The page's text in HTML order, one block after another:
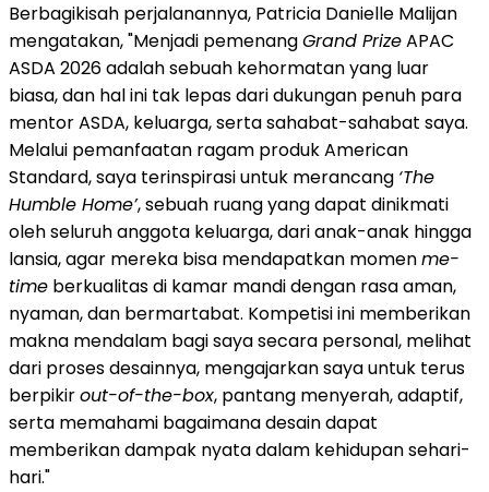
Berbagikisah perjalanannya, Patricia Danielle Malijan
mengatakan, "Menjadi pemenangGrand PrizeAPAC
ASDA 2026 adalah sebuah kehormatan yang luar
biasa, dan hal ini tak lepas dari dukungan penuh para
mentor ASDA, keluarga, serta sahabat-sahabat saya.
Melalui pemanfaatan ragam produk American
Standard, saya terinspirasi untuk merancang ‘The
Humble Home’, sebuah ruang yang dapat dinikmati
oleh seluruh anggota keluarga, dari anak-anak hingga
lansia, agar mereka bisa mendapatkan momenme-
time berkualitas di kamar mandi dengan rasa aman,
nyaman, dan bermartabat. Kompetisi ini memberikan
makna mendalam bagi saya secara personal, melihat
dari proses desainnya, mengajarkan saya untuk terus
berpikirout-of-the-box, pantang menyerah, adaptif,
serta memahami bagaimana desain dapat
memberikan dampak nyata dalam kehidupan sehari-
hari."